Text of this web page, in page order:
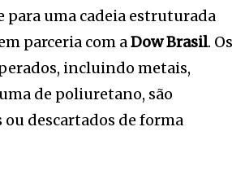
para uma cadeia estruturada
parceria com a Dow Brasil. Os
incluindo metais,
de poliuretano, são
descartados de forma